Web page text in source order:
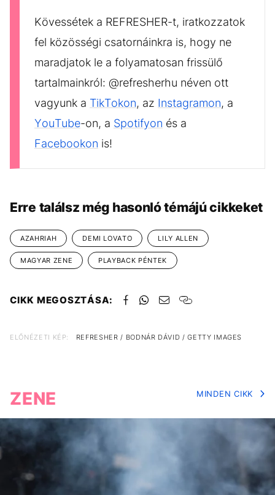
Kövessétek a REFRESHER-t, iratkozzatok
fel közösségi csatornáinkra is, hogy ne
maradjatok le a folyamatosan frissülő
tartalmainkról: @refresherhu néven ott
vagyunk a TikTokon, az Instagramon, a
YouTube-on, a Spotifyon és a
Facebookon is!
Erre találsz még hasonló témájú cikkeket
AZAHRIAH DEMI LOVATO LILY ALLEN
MAGYAR ZENE PLAYBACK PÉNTEK
CIKK MEGOSZTÁSA:
ELŐNÉZETI KÉP: REFRESHER / BODNÁR DÁVID / GETTY IMAGES
ZENE MINDEN CIKK